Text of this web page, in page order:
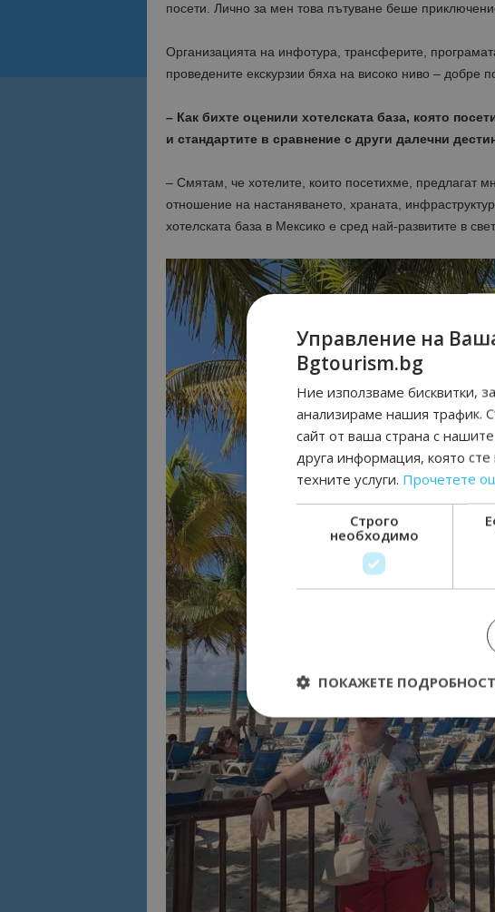
посети. Лично за мен това пътуване беше
Организацията на инфотура, трансферите,
проведените екскурзии бяха на високо ниво – добре
– Как бихте оценили хотелската база, която
и стандартите в сравнение с други далечни
– Смятам, че хотелите, които посетихме, предлагат
отношение на настаняването, храната,
хотелската база в Мексико е сред най-развитите в
Управление на
Bgtourism.bg
Ние използваме бисквитки,
анализираме нашия трафик.
сайт от ваша страна с
друга информация, която
техните услуги. Прочетете
Строго
необходимо
ПОКАЖЕТЕ
Строго
Строго необходимите бисквитки
управление на акаунта. Уебсайтът
Име
Доставчик
Домейн
cookie_notice_accepted